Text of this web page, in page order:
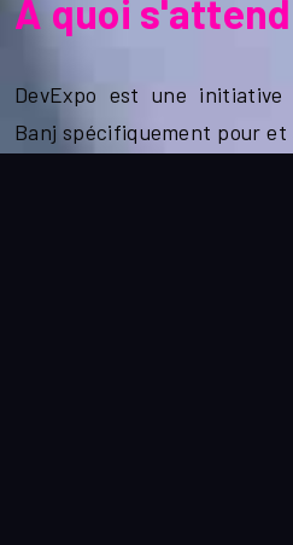
A quoi
DevExpo est une
Banj spécifiquement pour et